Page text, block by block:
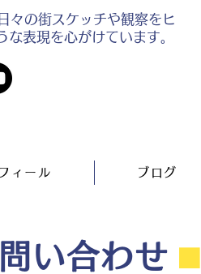
々の街スケッチや観察をヒ
表現を心がけています。
ィール ブログ
い合わせ ⬛︎